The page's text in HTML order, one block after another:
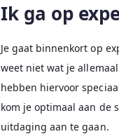
Ik ga op
Je gaat binnenkort op
weet niet wat je
hebben hiervoor
kom je optimaal aan de
uitdaging aan te gaan.